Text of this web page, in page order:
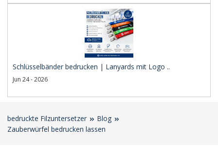
Schlüsselbänder bedrucken | Lanyards mit Logo ..
Jun 24 - 2026
bedruckte Filzuntersetzer
Blog
Zauberwürfel bedrucken lassen